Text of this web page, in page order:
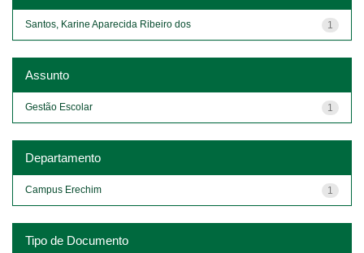
1
Santos, Karine Aparecida Ribeiro dos
Assunto
1
Gestão Escolar
Departamento
1
Campus Erechim
Tipo de Documento